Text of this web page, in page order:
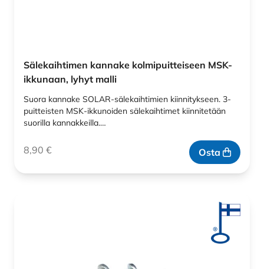
Sälekaihtimen kannake kolmipuitteiseen MSK-
ikkunaan, lyhyt malli
Suora kannake SOLAR-sälekaihtimien kiinnitykseen. 3-
puitteisten MSK-ikkunoiden sälekaihtimet kiinnitetään
suorilla kannakkeilla.…
8,90 € Osta